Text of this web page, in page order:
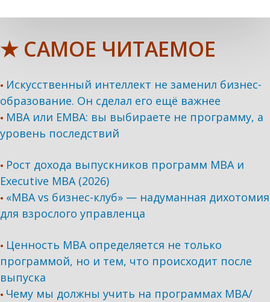
★ САМОЕ ЧИТАЕМОЕ
• Искусственный интеллект не заменил бизнес-
образование. Он сделал его ещё важнее
• MBA или EMBA: вы выбираете не программу, а
уровень последствий
• Рост дохода выпускников программ МВА и
Executive MBA (2026)
• «MBA vs бизнес-клуб» — надуманная дихотомия
для взрослого управленца
• Ценность MBA определяется не только
программой, но и тем, что происходит после
выпуска
• Чему мы должны учить на программах МВА/